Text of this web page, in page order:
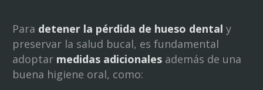
Para detener la pérdida de hueso dental y
preservar la salud bucal, es fundamental
adoptar medidas adicionalesademás de una
buena higiene oral, como: